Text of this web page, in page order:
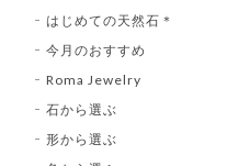
はじめての天然石＊
今月のおすすめ
Roma Jewelry
石から選ぶ
形から選ぶ